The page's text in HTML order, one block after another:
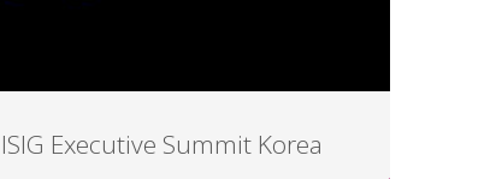
ISIG Executive Summit Korea